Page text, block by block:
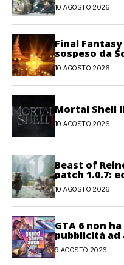
10 AGOSTO 2026
Final
sospeso da
10 AGOSTO 2026
Mortal Shell
10 AGOSTO 2026
Beast of
patch 1.0.7:
10 AGOSTO 2026
GTA 6 non
pubblicità ad
9 AGOSTO 2026